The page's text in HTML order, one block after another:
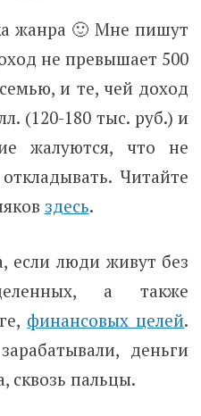
жанра 🙂 Мне пишут
не превышает 500
и те, чей доход
(120-180 тыс. руб.) и
жалуются, что не
Читайте
здесь.
, если люди живут без
а также
финансовых целей.
деньги
сквозь пальцы.